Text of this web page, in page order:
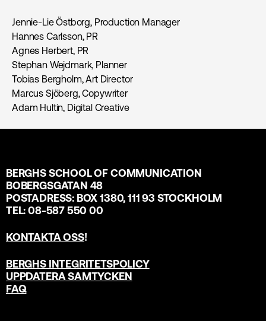
Jennie-Lie Östborg, Production Manager
Hannes Carlsson, PR
Agnes Herbert, PR
Stephan Wejdmark, Planner
Tobias Bergholm, Art Director
Marcus Sjöberg, Copywriter
Adam Hultin, Digital Creative
BERGHS SCHOOL OF COMMUNICATION
BOBERGSGATAN 48
POSTADRESS: BOX 1380, 111 93 STOCKHOLM
TEL: 08-587 550 00
KONTAKTA OSS!
BERGHS INTEGRITETSPOLICY
UPPDATERA SAMTYCKEN
FAQ